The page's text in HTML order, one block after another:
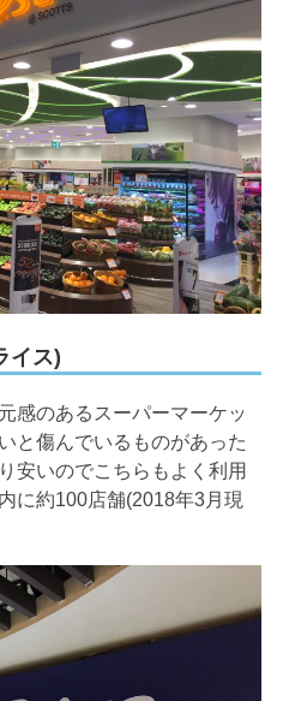
イス)
感のあるスーパーマーケッ
と傷んでいるものがあった
安いのでこちらもよく利用
に約100店舗(2018年3月現